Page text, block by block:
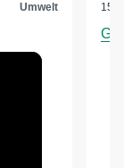
Umwelt